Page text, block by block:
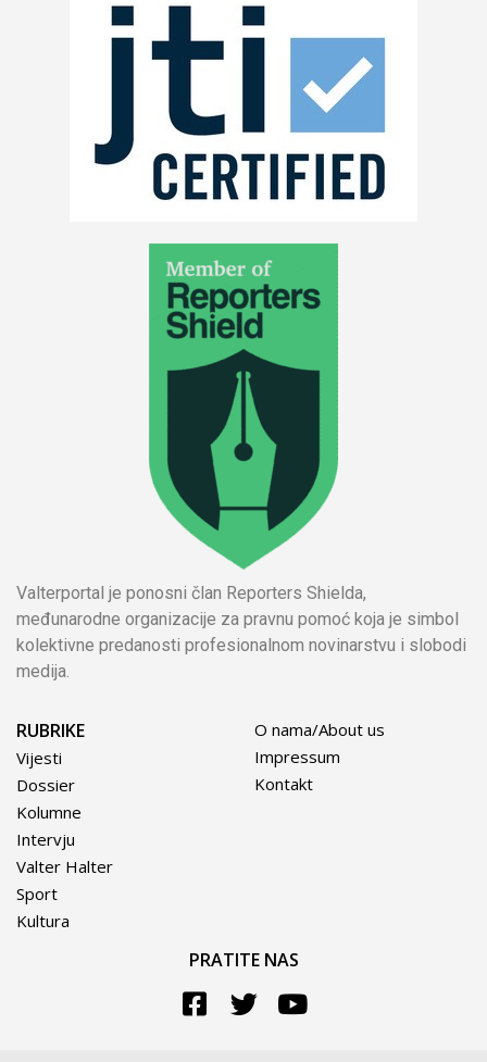
Valterportal je ponosni član Reporters Shielda,
međunarodne organizacije za pravnu pomoć koja je simbol
kolektivne predanosti profesionalnom novinarstvu i slobodi
medija.
RUBRIKE
Vijesti
Dossier
Kolumne
Intervju
Valter Halter
Sport
Kultura
O nama/About us
Impressum
Kontakt
PRATITE NAS